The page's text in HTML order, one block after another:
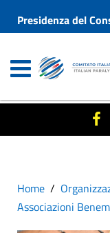
Presidenza del
Home
Associazioni